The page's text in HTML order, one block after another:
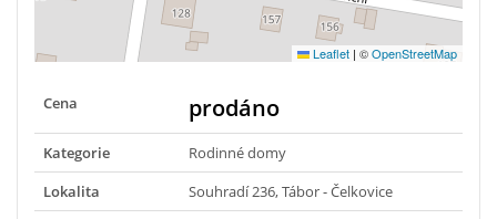
Leaflet | ©OpenStreetMap
Cena prodáno
Kategorie
Rodinné domy
Lokalita
Souhradí 236, Tábor - Čelkovice